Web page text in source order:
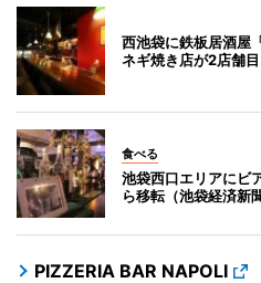
西池袋に鉄板居酒屋
ネギ焼き店が2店舗目
食べる
池袋西口エリアにビ
ら移転（池袋経済新聞
PIZZERIA BAR NAPOLI